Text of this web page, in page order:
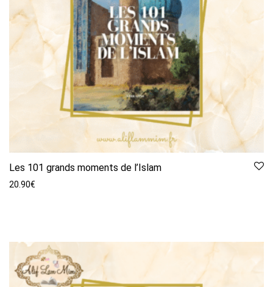
Les 101 grands moments de l’Islam
20.90€